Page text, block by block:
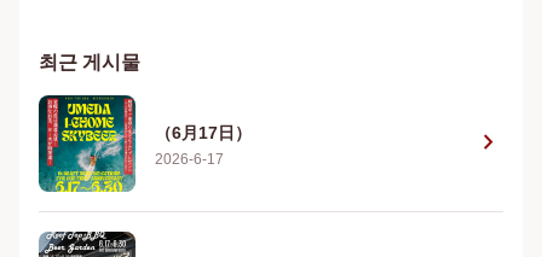
최근 게시물
（6月17日）
2026-6-17 chevron_right